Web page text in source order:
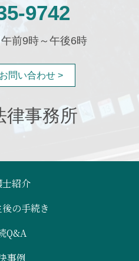
9742
前9時～午後6時
問い合わせ >
律事務所
紹介
の手続き
Q&A
事例